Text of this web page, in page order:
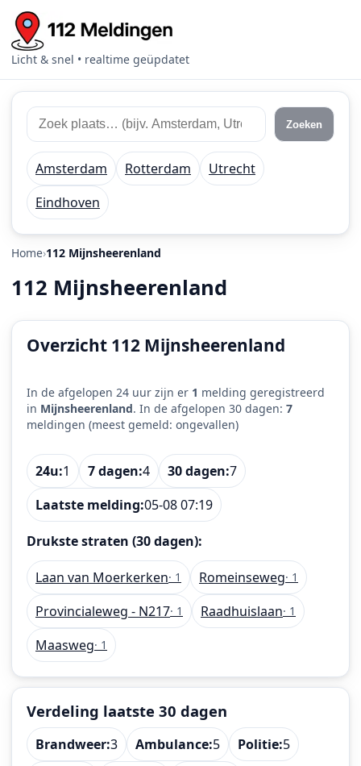
Licht & snel • realtime geüpdatet
Zoek
112
meldingen
Zoek
plaats
of
regio
Zoeken
Amsterdam Rotterdam
Utrecht
Eindhoven
Home 112 Mijnsheerenland
112 Mijnsheerenland
Overzicht 112 Mijnsheerenland
In de afgelopen 24 uur zijn er 1 melding geregistreerd
in Mijnsheerenland. In de afgelopen 30 dagen: 7
meldingen (meest gemeld: ongevallen)
24u:1 7 dagen:4 30 dagen:7
Laatste melding:05-08 07:19
Drukste straten (30 dagen):
Laan van Moerkerken· 1 Romeinseweg· 1
Provincialeweg - N217· 1 Raadhuislaan· 1
Maasweg· 1
Verdeling laatste 30 dagen
Brandweer:3 Ambulance:5 Politie:5